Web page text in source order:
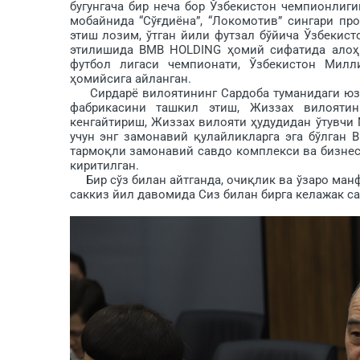
бугунгача бир неча бор Ўзбекистон
мобайнида “Сўғдиёна”, “Локомотив” сингари
этиш лозим, ўтган йили футзал бўйича
этилишида BMB HOLDING ҳомий сифатида
футбол лигаси чемпионати, Ўзбекистон
ҳомийсига айланган.
Сирдарё вилоятининг Сардоба туманидаги
фабрикасини ташкил этиш, Жиззах
кенгайтириш, Жиззах вилояти ҳудудидан
учун энг замонавий қулайликларга эга
тармоқли замонавий савдо комплекси ва
киритилган.
Бир сўз билан айтганда, очиқлик ва ўзаро
саккиз йил давомида Сиз билан бирга келажак